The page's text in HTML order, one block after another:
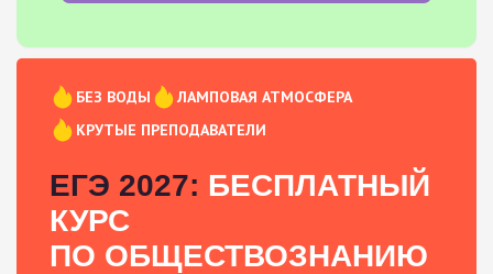
БЕЗ ВОДЫ
ЛАМПОВАЯ АТМОСФЕРА
КРУТЫЕ ПРЕПОДАВАТЕЛИ
ЕГЭ 2027: БЕСПЛАТНЫЙ
КУРС
ПО ОБЩЕСТВОЗНАНИЮ